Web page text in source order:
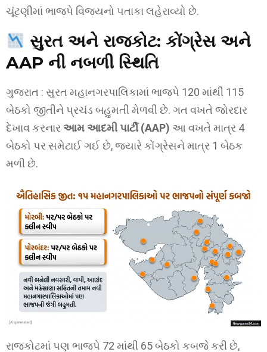
ચૂંટણીમાં ભાજપે વિજયનો પતાકા લહેરાવ્યો છે.
સુરત અને રાજકોટ: કોંગ્રેસ અને
AAP ની નબળી સ્થિતિ
ગુજરાત : સુરત મહાનગરપાલિકામાં ભાજપે 120 માંથી 115
બેઠકો જીતીને પ્રચંડ બહુમતી મેળવી છે. ગત વખતે જોરદાર
દેખાવ કરનારઆમ આદમી પાર્ટી (AAP) આ વખતે માત્ર 4
બેઠકો પર સમેટાઈ ગઈ છે, જ્યારે કોંગ્રેસને માત્ર 1 બેઠક
મળી છે.
રાજકોટમાં પણ ભાજપે 72 માંથી 65 બેઠકો કબજે કરી છે,